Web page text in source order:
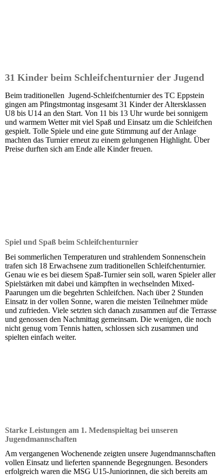
31 Kinder beim Schleifchenturnier der Jugend
Beim traditionellen Jugend-Schleifchenturnier des TC Eppstein
gingen am Pfingstmontag insgesamt 31 Kinder der Altersklassen
U8 bis U14 an den Start. Von 11 bis 13 Uhr wurde bei sonnigem
und warmem Wetter mit viel Spaß und Einsatz um die Schleifchen
gespielt. Tolle Spiele und eine gute Stimmung auf der Anlage
machten das Turnier erneut zu einem gelungenen Highlight. Über
Preise durften sich am Ende alle Kinder freuen.
Spiel und Spaß beim Schleifchenturnier
Bei sommerlichen Temperaturen und strahlendem Sonnenschein
trafen sich 18 Erwachsene zum traditionellen Schleifchenturnier.
Genau wie es bei diesem Spaß-Turnier sein soll, waren Spieler aller
Spielstärken mit dabei und kämpften in wechselnden Mixed-
Paarungen um die begehrten Schleifchen. Nach über 2 Stunden
Einsatz in der vollen Sonne, waren die meisten Teilnehmer müde
und zufrieden. Viele setzten sich danach zusammen auf die Terrasse
und genossen den Nachmittag gemeinsam. Die wenigen, die noch
nicht genug vom Tennis hatten, schlossen sich zusammen und
spielten einfach weiter.
Starke Leistungen am 1. Medenspieltag bei unseren
Jugendmannschaften
Am vergangenen Wochenende zeigten unsere Jugendmannschaften
vollen Einsatz und lieferten spannende Begegnungen. Besonders
erfolgreich waren die MSG U15-Juniorinnen, die sich bereits am